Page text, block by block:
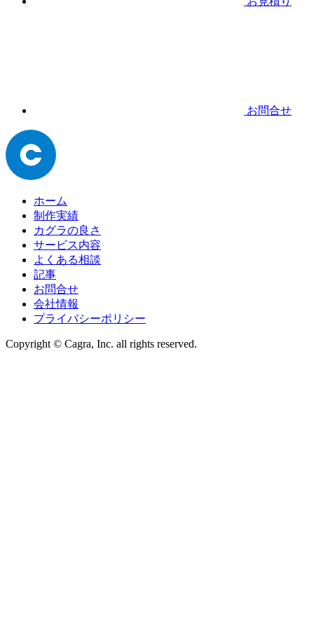
お問合せ
ホーム
制作実績
カグラの良さ
サービス内容
よくある相談
記事
お問合せ
会社情報
プライバシーポリシー
Copyright © Cagra, Inc. all rights reserved.